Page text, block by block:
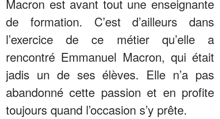
Macron est avant tout une enseignante
de formation. C’est d’ailleurs dans
l’exercice de ce métier qu’elle a
rencontré Emmanuel Macron, qui était
jadis un de ses élèves. Elle n’a pas
abandonné cette passion et en profite
toujours quand l’occasion s’y prête.